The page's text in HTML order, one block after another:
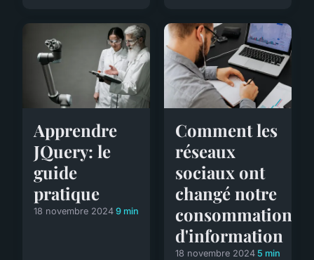
Apprendre
JQuery: le
guide
pratique
18 novembre 2024 9 min
Comment les
réseaux
sociaux ont
changé notre
consommation
d'information
18 novembre 2024 5 min